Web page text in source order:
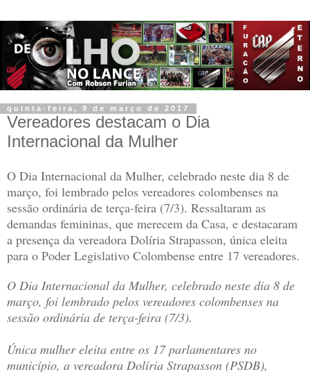
quinta-feira, 9 de março de 2017
Vereadores destacam o Dia
Internacional da Mulher
O Dia Internacional da Mulher, celebrado neste dia 8 de
março, foi lembrado pelos vereadores colombenses na
sessão ordinária de terça-feira (7/3). Ressaltaram as
demandas femininas, que merecem da Casa, e destacaram
a presença da vereadora Dolíria Strapasson, única eleita
para o Poder Legislativo Colombense entre 17 vereadores.
O Dia Internacional da Mulher, celebrado neste dia 8 de
março, foi lembrado pelos vereadores colombenses na
sessão ordinária de terça-feira (7/3).
Única mulher eleita entre os 17 parlamentares no
município, a vereadora Dolíria Strapasson (PSDB),